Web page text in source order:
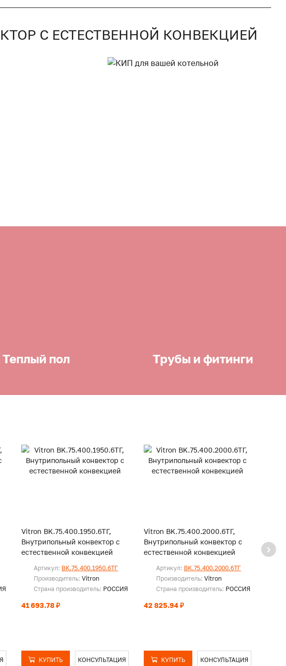
С ЕСТЕСТВЕННОЙ КОНВЕКЦИЕЙ
Теплый пол Трубы и фитинги
Vitron BK.75.400.1950.6ТГ,
Внутрипольный конвектор с
естественной конвекцией
Артикул: BK.75.400.1950.6ТГ
Производитель:Vitron
Страна производитель: РОССИЯ
41 693.78 ₽
КУПИТЬ КОНСУЛЬТАЦИЯ
Vitron BK.75.400.2000.6ТГ,
Внутрипольный конвектор с
естественной конвекцией
Артикул: BK.75.400.2000.6ТГ
Производитель:Vitron
Страна производитель: РОССИЯ
42 825.94 ₽
КУПИТЬ КОНСУЛЬТАЦИЯ